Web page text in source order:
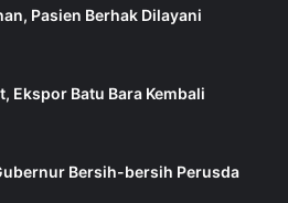
Pasien Berhak Dilayani
Ekspor Batu Bara Kembali
Bersih-bersih Perusda